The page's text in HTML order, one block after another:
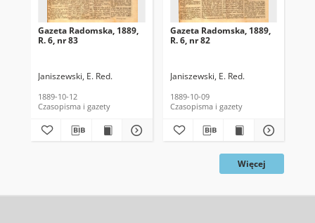
Gazeta Radomska, 1889,
R. 6, nr 83
Janiszewski, E. Red.
1889-10-12
Czasopisma i gazety
Gazeta Radomska, 1889,
R. 6, nr 82
Janiszewski, E. Red.
1889-10-09
Czasopisma i gazety
Więcej